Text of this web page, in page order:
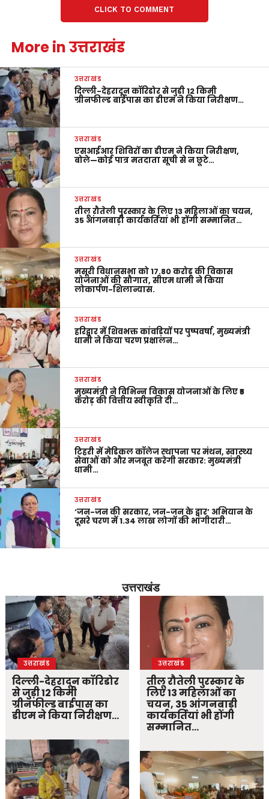
CLICK TO COMMENT
More in उत्तराखंड
उत्तराखंड
दिल्ली-देहरादून कॉरिडोर से जुड़ी 12 किमी
ग्रीनफील्ड बाईपास का डीएम ने किया निरीक्षण…
उत्तराखंड
एसआईआर शिविरों का डीएम ने किया निरीक्षण,
बोले—कोई पात्र मतदाता सूची से न छूटे…
उत्तराखंड
तीलू रौतेली पुरस्कार के लिए 13 महिलाओं का चयन,
35 आंगनबाड़ी कार्यकर्तियां भी होंगी सम्मानित…
उत्तराखंड
मसूरी विधानसभा को 17.80 करोड़ की विकास
योजनाओं की सौगात, सीएम धामी ने किया
लोकार्पण-शिलान्यास.
उत्तराखंड
हरिद्वार में शिवभक्त कांवड़ियों पर पुष्पवर्षा, मुख्यमंत्री
धामी ने किया चरण प्रक्षालन…
उत्तराखंड
मुख्यमंत्री ने विभिन्न विकास योजनाओं के लिए ₹5
करोड़ की वित्तीय स्वीकृति दी…
उत्तराखंड
टिहरी में मेडिकल कॉलेज स्थापना पर मंथन, स्वास्थ्य
सेवाओं को और मजबूत करेगी सरकार: मुख्यमंत्री
धामी…
उत्तराखंड
‘जन-जन की सरकार, जन-जन के द्वार’ अभियान के
दूसरे चरण में 1.34 लाख लोगों की भागीदारी…
उत्तराखंड
उत्तराखंड
दिल्ली-देहरादून कॉरिडोर
से जुड़ी 12 किमी
ग्रीनफील्ड बाईपास का
डीएम ने किया निरीक्षण…
उत्तराखंड
तीलू रौतेली पुरस्कार के
लिए 13 महिलाओं का
चयन, 35 आंगनबाड़ी
कार्यकर्तियां भी होंगी
सम्मानित…